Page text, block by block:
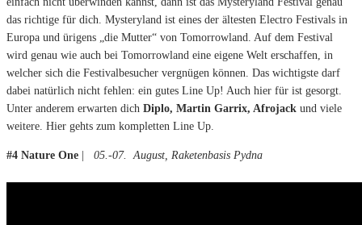
das richtige für dich. Mysteryland ist eines der ältesten Electro Festivals in
Europa und ürigens „die Mutter“ von Tomorrowland. Auf dem Festival
wird genau wie auch bei Tomorrowland eine eigene Welt erschaffen, in
welcher sich die Festivalbesucher vergnügen können. Das wichtigste darf
dabei natürlich nicht fehlen: ein gutes Line Up! Auch hier für ist gesorgt.
Unter anderem erwarten dich Diplo, Martin Garrix, Afrojack und viele
weitere. Hier gehts zum kompletten Line Up.
#4 Nature One 05.-07. August, Raketenbasis Pydna